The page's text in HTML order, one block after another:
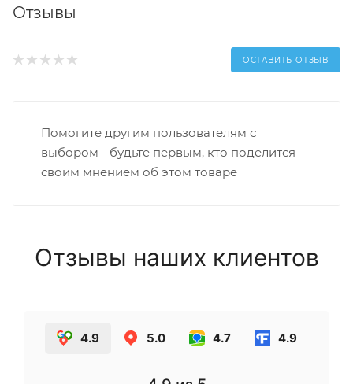
Отзывы
ОСТАВИТЬ ОТЗЫВ
Помогите другим пользователям с
выбором - будьте первым, кто поделится
своим мнением об этом товаре
Отзывы наших клиентов
4.9 5.0 4.7 4.9